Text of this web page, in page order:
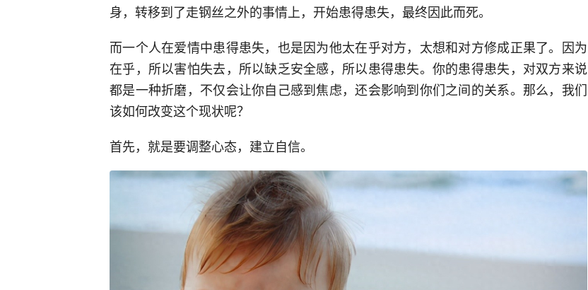
身，转移到了走钢丝之外的事情上，开始患得患失，最终因此而死。
而一个人在爱情中患得患失，也是因为他太在乎对方，太想和对方修成正果了。因为
在乎，所以害怕失去，所以缺乏安全感，所以患得患失。你的患得患失，对双方来说
都是一种折磨，不仅会让你自己感到焦虑，还会影响到你们之间的关系。那么，我们
该如何改变这个现状呢？
首先，就是要调整心态，建立自信。